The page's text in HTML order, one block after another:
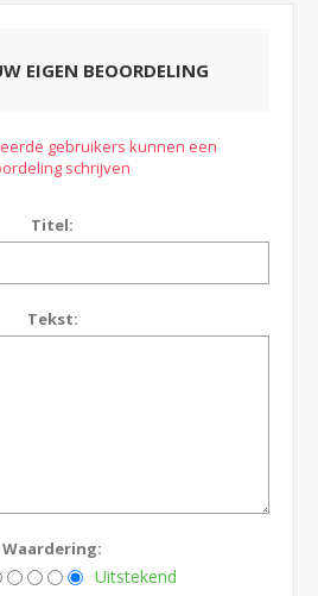
EIGEN BEOORDELING
gebruikers kunnen een
schrijven
Titel:
Tekst:
Waardering:
Uitstekend